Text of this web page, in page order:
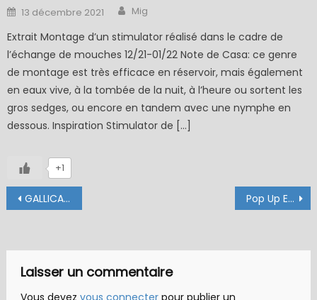
Posted
on
13 décembre 2021 Author
Mig
Extrait Montage d’un stimulator réalisé dans le cadre de
l’échange de mouches 12/21-01/22 Note de Casa: ce genre
de montage est très efficace en réservoir, mais également
en eaux vive, à la tombée de la nuit, à l’heure ou sortent les
gros sedges, ou encore en tandem avec une nymphe en
dessous. Inspiration Stimulator de […]
+1
Navigation
de
GALLICA N° 16 – olive à ailes bleues, subimago Pop Up Emerger : La CdB (Cul de Batave)
Laisser un commentaire
Vous devez vous connecterpour publier un